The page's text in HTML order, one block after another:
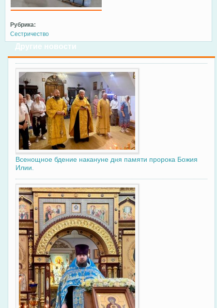
Рубрика:
Сестричество
Другие новости
Всенощное бдение накануне дня памяти пророка Божия
Илии.